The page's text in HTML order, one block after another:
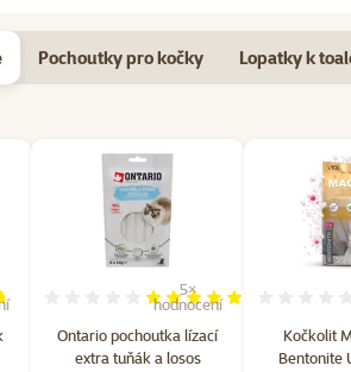
Pochoutky pro kočky Lopatky k
73%, počet hodnocení: 3
Ontario pochoutka lízací
extra tuňák a losos
Hodnocení 100%, počet
5×
hodnocení
Kočkolit
Bentonite